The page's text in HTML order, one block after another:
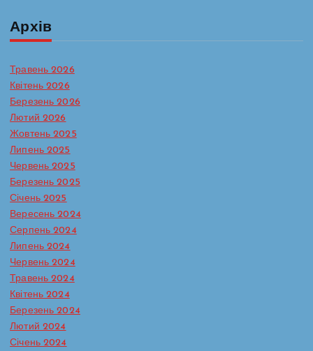
Архів
Травень 2026
Квітень 2026
Березень 2026
Лютий 2026
Жовтень 2025
Липень 2025
Червень 2025
Березень 2025
Січень 2025
Вересень 2024
Серпень 2024
Липень 2024
Червень 2024
Травень 2024
Квітень 2024
Березень 2024
Лютий 2024
Січень 2024
поводження з дітьми
Сторінка практичного психолога